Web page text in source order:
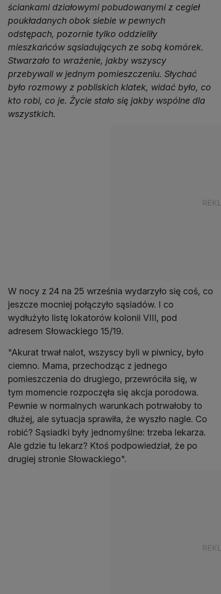
ściankami działowymi pobudowanymi z cegieł
poukładanych obok siebie w pewnych
odstępach, pozornie tylko oddzieliły
mieszkańców sąsiadujących ze sobą komórek.
Stwarzało to wrażenie, jakby wszyscy
przebywali w jednym pomieszczeniu. Słychać
było rozmowy z pobliskich klatek, widać było, co
kto robi, co je. Życie stało się jakby wspólne dla
wszystkich.
W nocy z 24 na 25 września wydarzyło się coś, co
jeszcze mocniej połączyło sąsiadów. I co
wydłużyło listę lokatorów kolonii VIII, pod
adresem Słowackiego 15/19.
"Akurat trwał nalot, wszyscy byli w piwnicy, było
ciemno. Mama, przechodząc z jednego
pomieszczenia do drugiego, przewróciła się, w
tym momencie rozpoczęła się akcja porodowa.
Pewnie w normalnych warunkach potrwałoby to
dłużej, ale sytuacja sprawiła, że wyszło nagle. Co
robić? Sąsiadki były jednomyślne: trzeba lekarza.
Ale gdzie tu lekarz? Ktoś podpowiedział, że po
drugiej stronie Słowackiego".